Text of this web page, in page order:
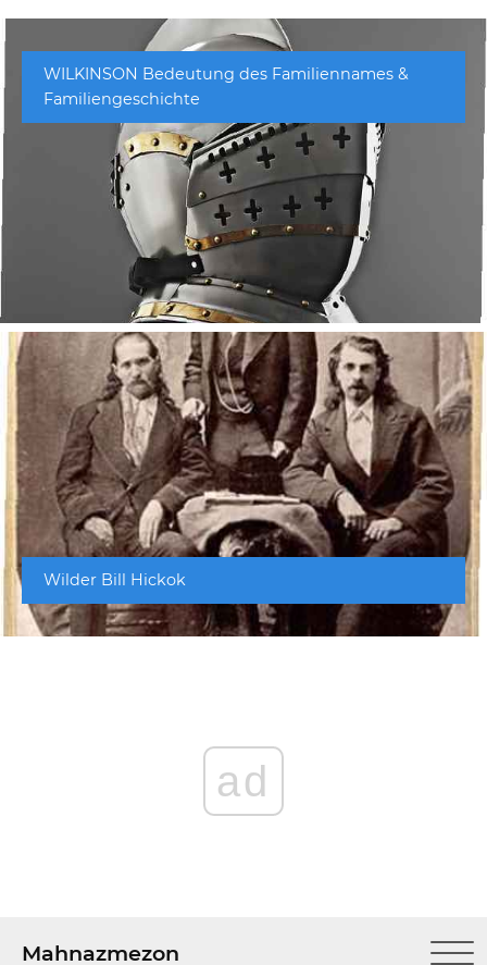
WILKINSON Bedeutung des Familiennames &
Familiengeschichte
Wilder Bill Hickok
ad
Mahnazmezon